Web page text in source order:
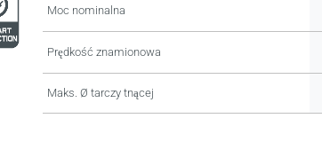
Moc nominalna
Prędkość znamionowa
Maks. Ø tarczy tnącej